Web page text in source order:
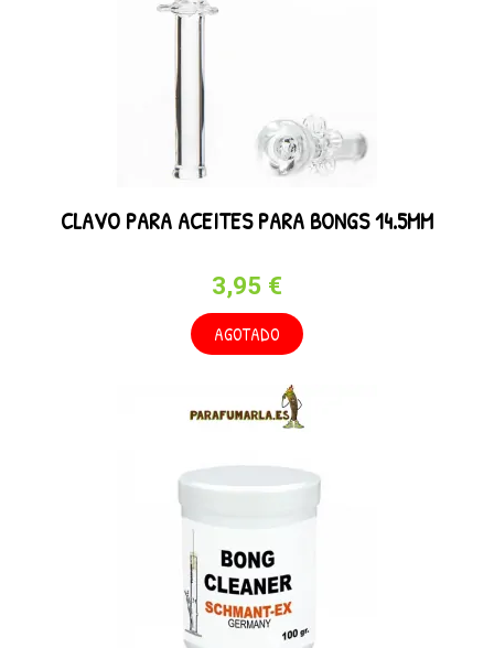
CLAVO PARA ACEITES PARA BONGS 14.5MM
3,95 €
AGOTADO